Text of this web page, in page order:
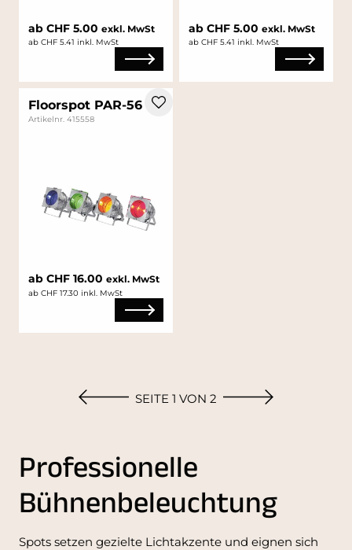
ab CHF 5.00 exkl. MwSt
ab CHF 5.41 inkl. MwSt
ab CHF 5.00 exkl. MwSt
ab CHF 5.41 inkl. MwSt
Floorspot PAR-56
Artikelnr. 415558
ab CHF 16.00 exkl. MwSt
ab CHF 17.30 inkl. MwSt
SEITE 1 VON 2
Professionelle
Bühnenbeleuchtung
Spots setzen gezielte Lichtakzente und eignen sich